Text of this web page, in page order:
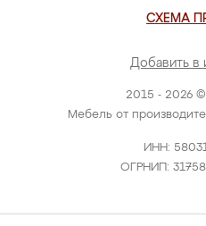
2015 - 2026
Мебель от
ИНН:
ОГРНИП:
СХЕМА
Добавить в